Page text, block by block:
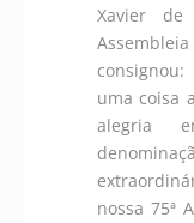
Xavier
uma coisa
alegria
nossa 75ª